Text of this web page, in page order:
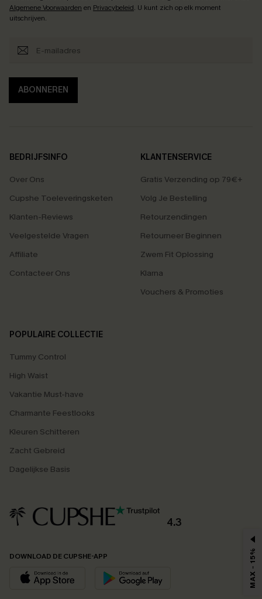
Algemene Voorwaarden en Privacybeleid. U kunt zich op elk moment
uitschrijven.
ABONNEREN
BEDRIJFSINFO
Over Ons
Cupshe Toeleveringsketen
Klanten-Reviews
Veelgestelde Vragen
Affiliate
Contacteer Ons
KLANTENSERVICE
Gratis Verzending op 79€+
Volg Je Bestelling
Retourzendingen
Retourneer Beginnen
Zwem Fit Oplossing
Klarna
Vouchers & Promoties
POPULAIRE COLLECTIE
Tummy Control
High Waist
Vakantie Must-have
Charmante Feestlooks
Kleuren Schitteren
Zacht Gebreid
Dagelijkse Basis
4.3
DOWNLOAD DE CUPSHE-APP MAX - 15%